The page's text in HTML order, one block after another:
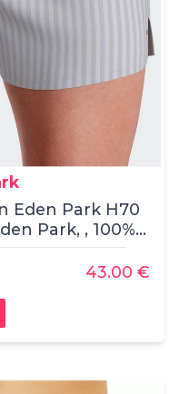
Eden Park H70
Park, , 100%
43.00 €